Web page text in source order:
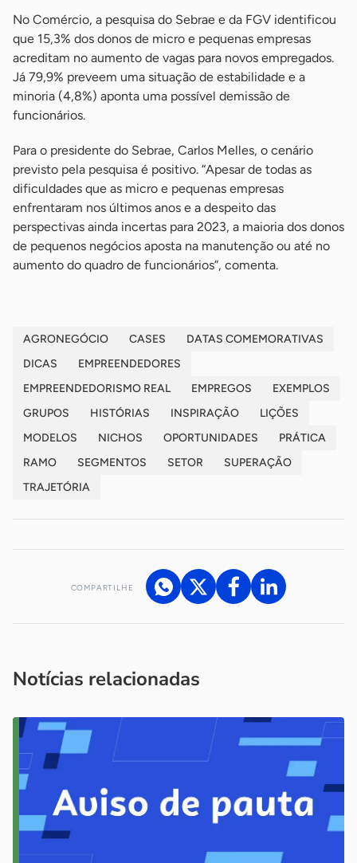
No Comércio, a pesquisa do Sebrae e da FGV identificou
que 15,3% dos donos de micro e pequenas empresas
acreditam no aumento de vagas para novos empregados.
Já 79,9% preveem uma situação de estabilidade e a
minoria (4,8%) aponta uma possível demissão de
funcionários.
Para o presidente do Sebrae, Carlos Melles, o cenário
previsto pela pesquisa é positivo. “Apesar de todas as
dificuldades que as micro e pequenas empresas
enfrentaram nos últimos anos e a despeito das
perspectivas ainda incertas para 2023, a maioria dos donos
de pequenos negócios aposta na manutenção ou até no
aumento do quadro de funcionários”, comenta.
AGRONEGÓCIO CASES
DATAS COMEMORATIVAS
DICAS
EMPREENDEDORES
EMPREENDEDORISMO REAL
EMPREGOS
EXEMPLOS
GRUPOS
HISTÓRIAS INSPIRAÇÃO
LIÇÕES
MODELOS
NICHOS OPORTUNIDADES
PRÁTICA
RAMO
SEGMENTOS SETOR
SUPERAÇÃO
TRAJETÓRIA
COMPARTILHE
Notícias relacionadas